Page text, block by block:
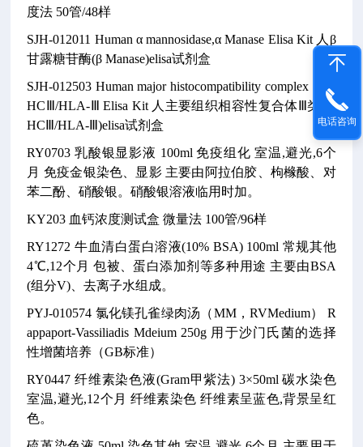
度法 50管/48样
SJH-012011 Human α mannosidase,α Manase Elisa Kit 人β
甘露糖苷酶(β Manase)elisa试剂盒
SJH-012503 Human major histocompatibility complex Ⅲ,M
HCⅢ/HLA-Ⅲ Elisa Kit 人主要组织相容性复合体Ⅲ类(M
HCⅢ/HLA-Ⅲ)elisa试剂盒
RY0703 乳酸银显影液 100ml 免疫组化 室温,避光,6个
月 免疫金银染色、显影 主要由阿拉伯胶、枸橼酸、对
苯二酚、硝酸银。硝酸银溶液临用时加。
KY203 血钙浓度测试盒 微量法 100管/96样
RY1272 牛血清白蛋白溶液(10% BSA) 100ml 常规其他
4℃,12个月 包被、蛋白添加剂等多种用途 主要由BSA
(组分V)、去离子水组成。
PYJ-010574 氯化镁孔雀绿肉汤（MM，RVMedium）
R
appaport-Vassiliadis Mdeium 250g 用于沙门氏菌的选择
性增菌培养（GB标准）
RY0447 纤维素染色液(Gram甲紫法) 3×50ml 碳水染色
室温,避光,12个月 纤维素染色 纤维素呈蓝色,背景呈红
色。
电话咨询